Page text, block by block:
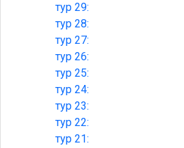
тур 29:
тур 28:
тур 27:
тур 26:
тур 25:
тур 24:
тур 23:
тур 22:
тур 21: